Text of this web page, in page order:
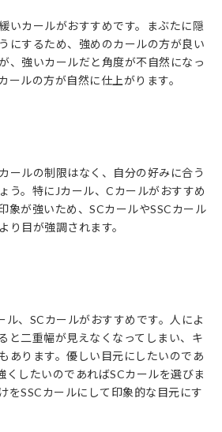
いカールがおすすめです。まぶたに隠
にするため、強めのカールの方が良い
、強いカールだと角度が不自然になっ
ールの方が自然に仕上がります。
ールの制限はなく、自分の好みに合う
う。特にJカール、Cカールがおすすめ
象が強いため、SCカールやSSCカール
り目が強調されます。
ル、SCカールがおすすめです。人によ
と二重幅が見えなくなってしまい、キ
あります。優しい目元にしたいのであ
くしたいのであればSCカールを選びま
をSSCカールにして印象的な目元にす